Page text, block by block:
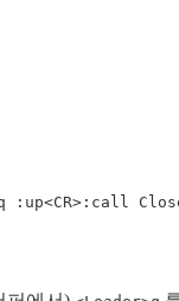
: up<CR>: call